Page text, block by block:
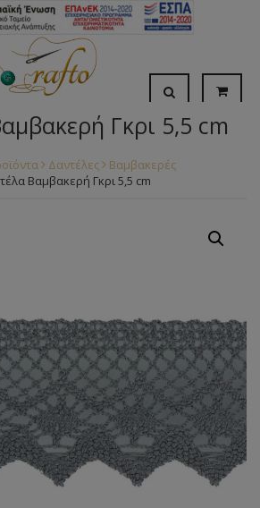
Γκρι 5,5 cm
Δαντέλες
Βαμβακερές
Βαμβακερή Γκρι 5,5 cm